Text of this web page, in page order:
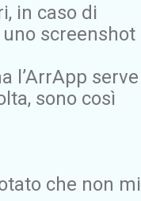
in caso di
screenshot
l’ArrApp serve
sono così
che non mi